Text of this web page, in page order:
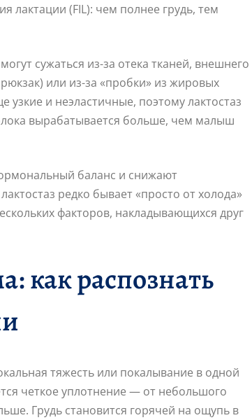
лактации (FIL): чем полнее грудь, тем
сужаться из-за отека тканей, внешнего
или из-за «пробки» из жировых
узкие и неэластичные, поэтому лактостаз
вырабатывается больше, чем малыш
баланс и снижают
редко бывает «просто от холода»
факторов, накладывающихся друг
как распознать
тяжесть или покалывание в одной
четкое уплотнение — от небольшого
Грудь становится горячей на ощупь в